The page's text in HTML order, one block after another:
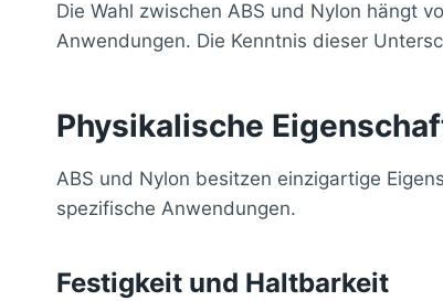
Die Wahl zwischen ABS und Nylon hängt
Anwendungen. Die Kenntnis dieser
Physikalische
ABS und Nylon besitzen einzigartige
spezifische Anwendungen.
Festigkeit und Haltbarkeit